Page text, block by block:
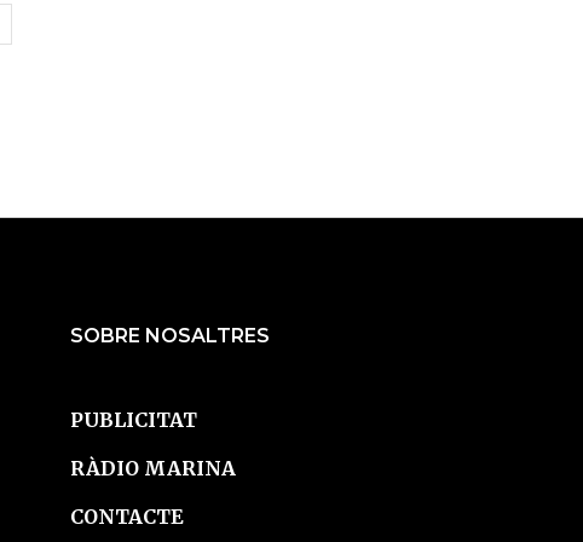
web:
SOBRE NOSALTRES
PUBLICITAT
RÀDIO MARINA
CONTACTE